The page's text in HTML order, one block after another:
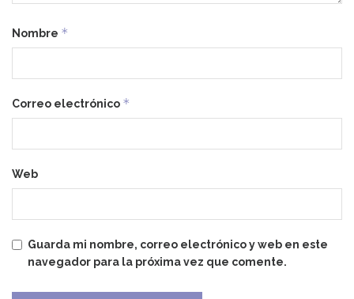
Nombre *
Correo electrónico *
Web
Guarda mi nombre, correo electrónico y web en este
navegador para la próxima vez que comente.